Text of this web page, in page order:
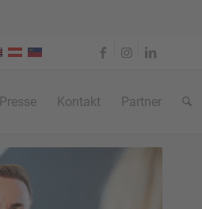
Presse Kontakt Partner